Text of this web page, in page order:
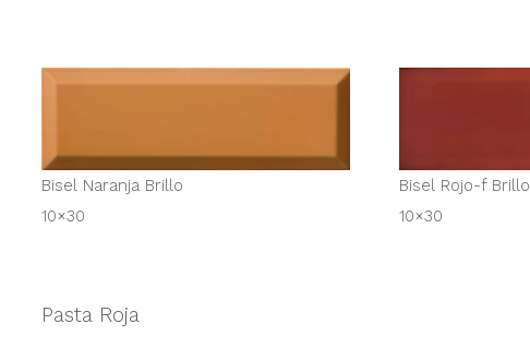
Bisel Naranja Brillo
10×30
Bisel Rojo-f Brillo
10×30
Pasta Roja